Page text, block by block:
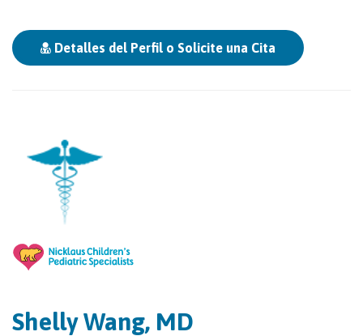
Detalles del Perfil o Solicite una Cita
Shelly Wang, MD